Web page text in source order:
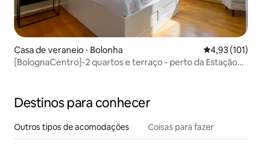
Casa de veraneio ⋅ Bolonha 4,93 de uma
4,93 (101)
[BolognaCentro]-2 quartos e terraço - perto da Estação
Destinos para conhecer
Outros tipos de acomodações Coisas para fazer